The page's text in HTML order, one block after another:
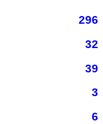
296
32
39
3
6